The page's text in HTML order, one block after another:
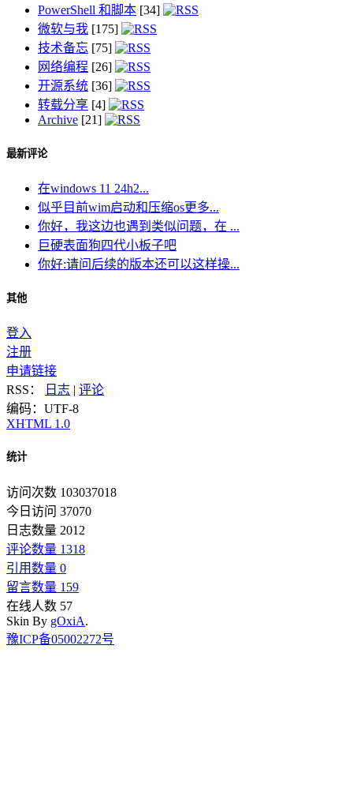
PowerShell 和脚本 [34]
微软与我 [175]
技术备忘 [75]
网络编程 [26]
开源系统 [36]
转载分享 [4]
Archive [21]
最新评论
在windows 11 24h2...
似乎目前wim启动和压缩os更多...
你好，我这边也遇到类似问题，在 ...
巨硬表面狗四代小板子吧
你好:请问后续的版本还可以这样操...
其他
登入
注册
申请链接
RSS：
日志 | 评论
编码：UTF-8
XHTML 1.0
统计
访问次数 103037018
今日访问 37070
日志数量 2012
评论数量 1318
引用数量 0
留言数量 159
在线人数 57
Skin By gOxiA.
豫ICP备05002272号